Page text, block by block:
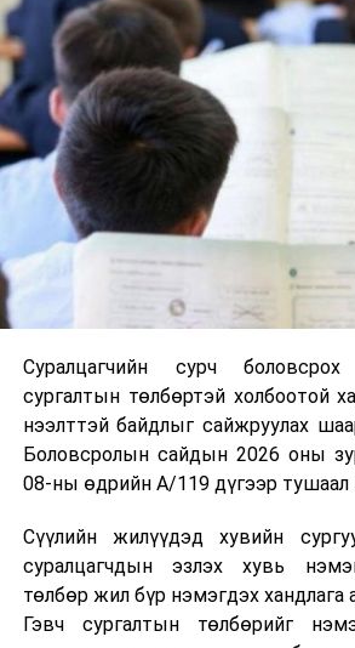
Суралцагчийн сурч
сургалтын төлбөртэй холбоотой
нээлттэй байдлыг сайжруулах
Боловсролын сайдын 2026 оны
08-ны өдрийн А/119 дүгээр тушаал
Сүүлийн жилүүдэд хувийн
суралцагчдын эзлэх хувь
төлбөр жил бүр нэмэгдэх хандлага
Гэвч сургалтын төлбөрийг